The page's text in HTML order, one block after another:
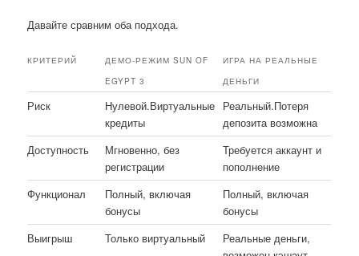
Давайте сравним оба подхода.
КРИТЕРИЙ
ДЕМО-РЕЖИМ SUN OF
EGYPT 3
ИГРА НА РЕАЛЬНЫЕ
ДЕНЬГИ
Риск
Нулевой.Виртуальные
кредиты
Реальный.Потеря
депозита возможна
Доступность
Мгновенно, без
регистрации
Требуется аккаунт и
пополнение
Функционал
Полный, включая
бонусы
Полный, включая
бонусы
Выигрыш
Только виртуальный
Реальные деньги,